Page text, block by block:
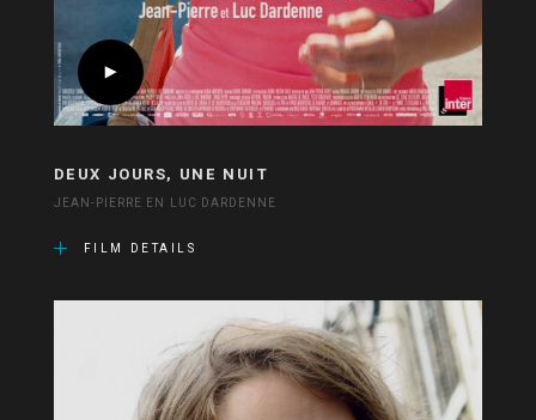
DEUX JOURS, UNE NUIT
JEAN-PIERRE EN LUC DARDENNE
FILM DETAILS